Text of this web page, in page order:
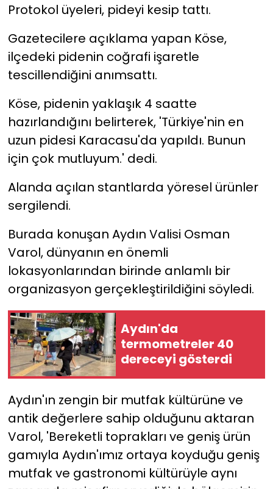
Protokol üyeleri, pideyi kesip tattı.
Gazetecilere açıklama yapan Köse,
ilçedeki pidenin coğrafi işaretle
tescillendiğini anımsattı.
Köse, pidenin yaklaşık 4 saatte
hazırlandığını belirterek, 'Türkiye'nin en
uzun pidesi Karacasu'da yapıldı. Bunun
için çok mutluyum.' dedi.
Alanda açılan stantlarda yöresel ürünler
sergilendi.
Burada konuşan Aydın Valisi Osman
Varol, dünyanın en önemli
lokasyonlarından birinde anlamlı bir
organizasyon gerçekleştirildiğini söyledi.
Aydın'da
termometreler 40
dereceyi gösterdi
Aydın'ın zengin bir mutfak kültürüne ve
antik değerlere sahip olduğunu aktaran
Varol, 'Bereketli toprakları ve geniş ürün
gamıyla Aydın'ımız ortaya koyduğu geniş
mutfak ve gastronomi kültürüyle aynı